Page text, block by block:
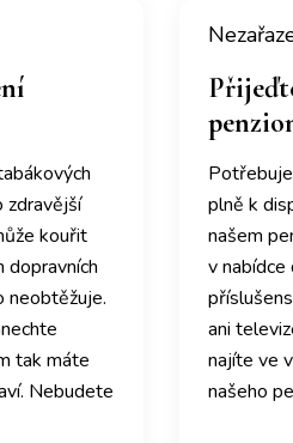
zdravější
kouřit
dopravních
neobtěžuje.
tak máte
Nebudete
plně k
našem
v
ani
najíte ve
našeho